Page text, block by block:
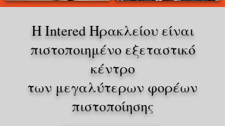
Η Intered Ηρακλείου είναι
πιστοποιημένο εξεταστικό
κέντρο
των μεγαλύτερων φορέων
πιστοποίησης